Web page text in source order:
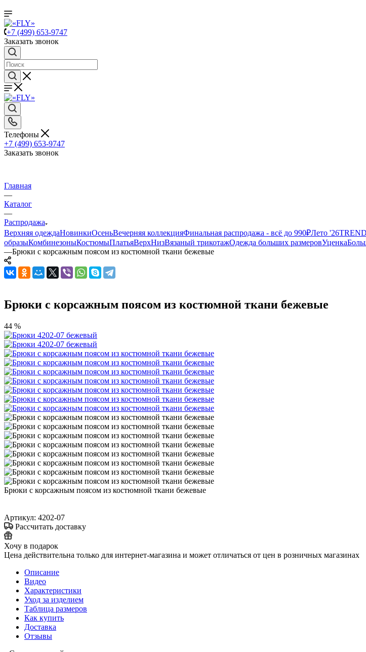
+7 (499) 653-9747
Заказать звонок
Телефоны
+7 (499) 653-9747
Заказать звонок
Главная
—
Каталог
—
Распродажа
Верхняя одеждаНовинкиОсеньВечерняя коллекцияФинальная распродажа - всё до 990₽Лето '26
образыКомбинезоныКостюмыПлатьяВерхНизВязаный трикотажОдежда больших размеровУценка
—Брюки с корсажным поясом из костюмной ткани бежевые
Брюки с корсажным поясом из костюмной ткани бежевые
44 %
Брюки с корсажным поясом из костюмной ткани бежевые
Артикул: 4202-07
Рассчитать доставку
Хочу в подарок
Цена действительна только для интернет-магазина и может отличаться от цен в розничных магазинах
Описание
Видео
Характеристики
Уход за изделием
Таблица размеров
Как купить
Доставка
Отзывы